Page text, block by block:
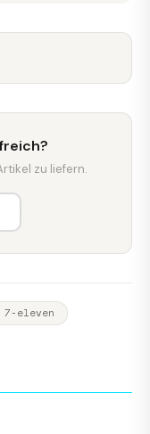
zu liefern.
7-eleven